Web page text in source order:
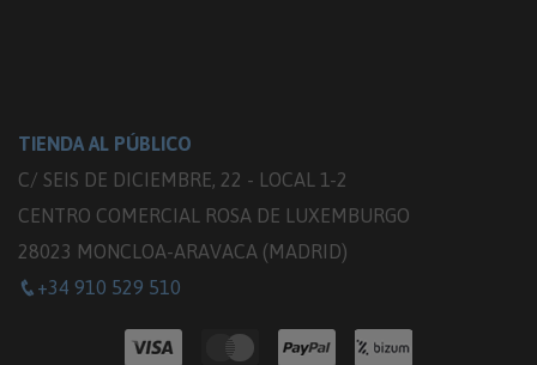
TIENDA AL PÚBLICO
C/ SEIS DE DICIEMBRE, 22 - LOCAL 1-2
CENTRO COMERCIAL ROSA DE LUXEMBURGO
28023 MONCLOA-ARAVACA (MADRID)
+34 910 529 510